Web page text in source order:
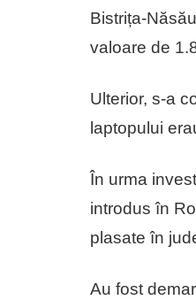
Bistrița-
valoare de
Ulterior, s-a
laptopului
În urma
introdus în
plasate în
Au fost